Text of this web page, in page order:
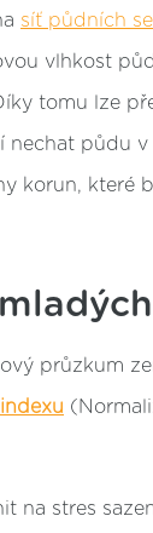
síť půdních
vlhkost
tomu lze
nechat půdu v
korun, které
průzkum
na stres